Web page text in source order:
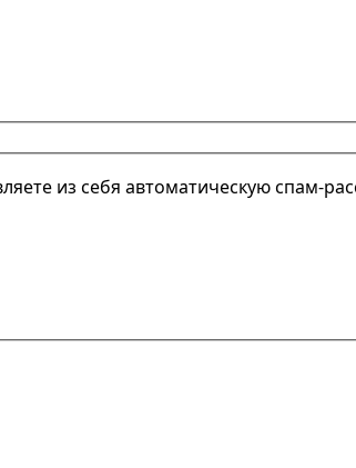
из себя автоматическую спам-